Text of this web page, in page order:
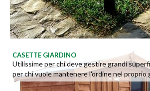
CASETTE GIARDINO
Utilissime per chi deve gestire grandi
per chi vuole mantenere l'ordine nel proprio